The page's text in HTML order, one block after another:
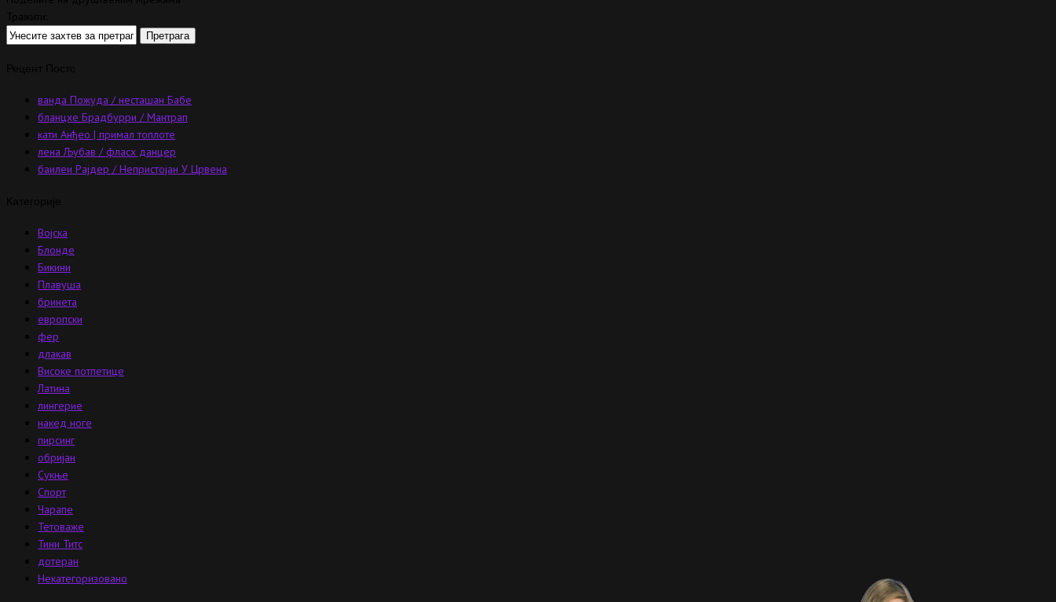
ванда Пожуда / несташан Бабе
бланцхе Брадбурри / Мантрап
кати Анђео | примал топлоте
лена Љубав / фласх данцер
баилеи Рајдер / Непристојан У Црвена
Војска
Блонде
Бикини
Плавуша
бринета
европски
фер
длакав
Високе потпетице
Латина
лингерие
накед ноге
пирсинг
обријан
Сукње
Спорт
Чарапе
Тетоваже
Тини Титс
дотеран
Некатегоризовано